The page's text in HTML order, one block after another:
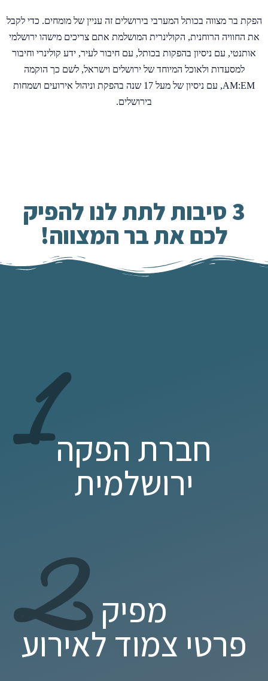
הפקת בר מצווה בכותל המערבי בירושלים זה עניין של מומחים. כדי לקבל
את החוויה הרוחנית, הקולינרית המושלמת אתם צריכים מישהו ירושלמי
אותנטי, עם ניסיון בהפקות בכותל, עם חיבור לעיר, ידע קולינרי וחיבור
למסעדות ולאוכל המיוחד של ירושלים וישראל, לשם כך הוקמה
AM:EM, עם ניסיון של מעל 17 שנה בהפקת וניהול אירועים ושמחות
בירושלים.
3 סיבות לתת לנו להפיק
לכם את בר המצווה!
1חברת הפקה
ירושלמית
2 מפיק
פרטי צמוד לאירוע